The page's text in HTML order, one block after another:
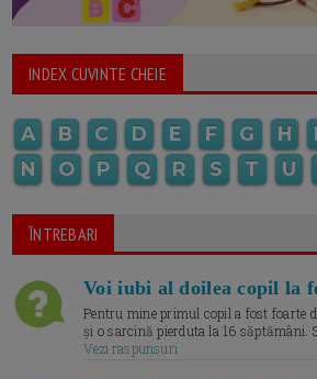
INDEX CUVINTE CHEIE
A B C D E F G H I
N
O P Q R S T U
ÎNTREBARI
Voi iubi al doilea copil la
Pentru mine primul copil a fost foarte
și o sarcină pierduta la 16 săptămâni.
Vezi raspunsuri